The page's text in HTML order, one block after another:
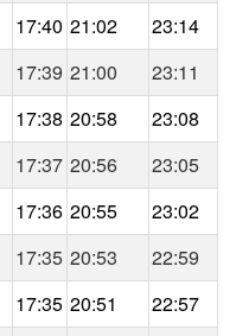
17:40 21:02
23:14
17:39 21:00
23:11
17:38 20:58
23:08
17:37 20:56
23:05
17:36 20:55
23:02
17:35 20:53
22:59
17:35 20:51
22:57